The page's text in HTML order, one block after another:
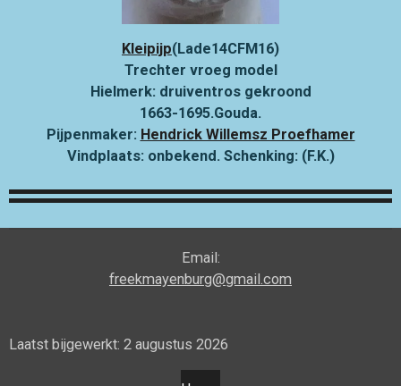
Kleipijp(Lade14CFM16)
Trechter vroeg model
Hielmerk: druiventros gekroond
1663-1695.Gouda.
Pijpenmaker: Hendrick Willemsz Proefhamer
Vindplaats: onbekend. Schenking: (F.K.)
Email:
freekmayenburg@gmail.com
Laatst bijgewerkt: 2 augustus 2026